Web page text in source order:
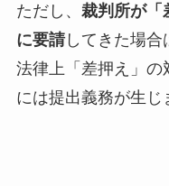
ただし、 裁判所が「
に要請してきた場合
法律上「差押え」
には提出義務が生じ